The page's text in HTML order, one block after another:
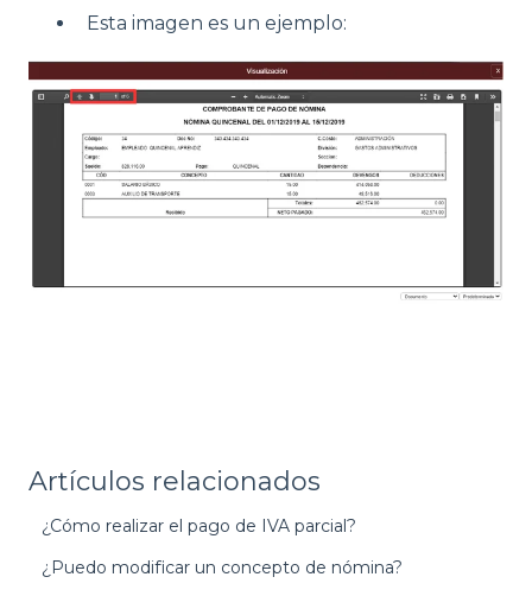
Esta imagen es un ejemplo:
Artículos relacionados
¿Cómo realizar el pago de IVA parcial?
¿Puedo modificar un concepto de nómina?